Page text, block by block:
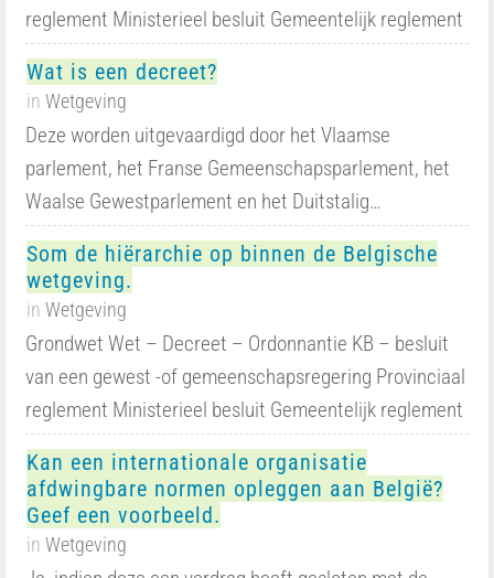
reglement Ministerieel besluit Gemeentelijk reglement
Wat is een decreet?
in Wetgeving
Deze worden uitgevaardigd door het Vlaamse
parlement, het Franse Gemeenschapsparlement, het
Waalse Gewestparlement en het Duitstalig…
Som de hiërarchie op binnen de Belgische
wetgeving.
in Wetgeving
Grondwet Wet – Decreet – Ordonnantie KB – besluit
van een gewest -of gemeenschapsregering Provinciaal
reglement Ministerieel besluit Gemeentelijk reglement
Kan een internationale organisatie
afdwingbare normen opleggen aan België?
Geef een voorbeeld.
in Wetgeving